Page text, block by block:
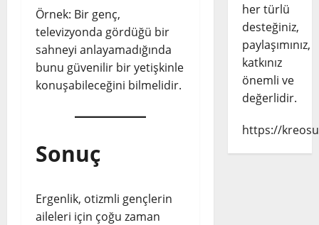
Örnek: Bir genç,
televizyonda gördüğü bir
sahneyi anlayamadığında
bunu güvenilir bir yetişkinle
konuşabileceğini bilmelidir.
Sonuç
Ergenlik, otizmli gençlerin
aileleri için çoğu zaman
her türlü
desteğiniz,
paylaşımınız,
katkınız
önemli ve
değerlidir.
https://